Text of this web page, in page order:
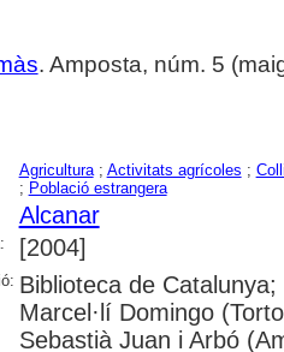
. Amposta, núm. 5
Agricultura; Activitats agrícoles ;
; Població estrangera
Alcanar
[2004]
Biblioteca de
Marcel·lí Domingo
Sebastià Juan i Arbó